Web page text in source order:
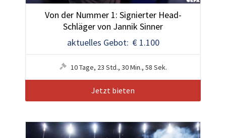
Von der Nummer 1: Signierter Head-
Schläger von Jannik Sinner
aktuelles Gebot: € 1.100
10Tage, 23 Std., 30Min., 55 Sek.
Jetzt bieten